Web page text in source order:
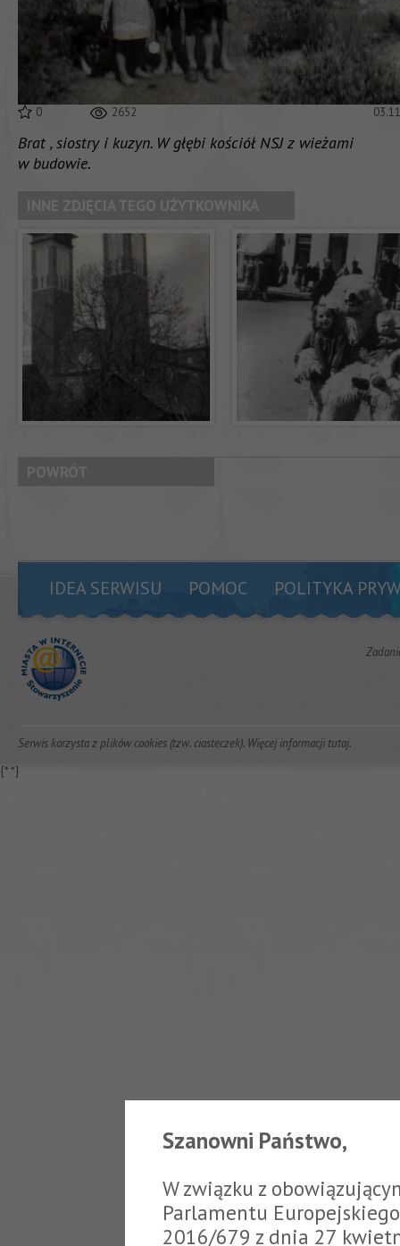
0 2652
Brat , siostry i kuzyn. W głębi kościół NSJ z wieżami
w budowie.
INNE ZDJĘCIA TEGO UŻYTKOWNIKA
POWRÓT
IDEA SERWISU POMOC POLITYKA
Serwis korzysta z plików cookies (tzw. ciasteczek). Więcej informacjitutaj.
{**}
Szanowni Państwo,
W związku z
Parlamentu
2016/679 z dnia 27